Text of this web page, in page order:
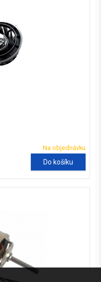
Na objednávku
Do košíku